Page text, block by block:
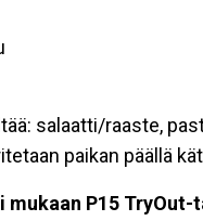
salaatti/raaste,
paikan päällä
P15